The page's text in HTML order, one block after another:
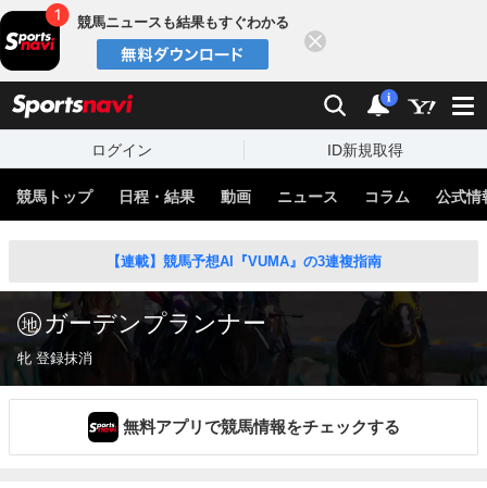
競馬ニュースも結果もすぐわかる
検索 通知
i
ログイン ID新規取得
競馬トップ 日程・結果 動画 ニュース コラム 公式情
【連載】競馬予想AI『VUMA』の3連複指南
ガーデンプランナー
牝 登録抹消
無料アプリで競馬情報をチェックする